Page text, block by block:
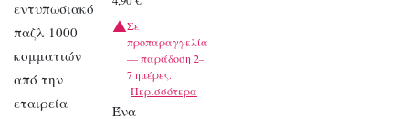
εντυπωσιακό
παζλ 1000
κομματιών
από την
εταιρεία
Σε
προπαραγγελία
— παράδοση 2–
7 ημέρες.
Περισσότερα
Ένα